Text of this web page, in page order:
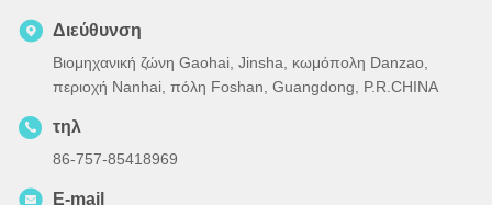
Διεύθυνση
Βιομηχανική ζώνη Gaohai, Jinsha, κωμόπολη Danzao,
περιοχή Nanhai, πόλη Foshan, Guangdong, P.R.CHINA
τηλ
86-757-85418969
E-mail